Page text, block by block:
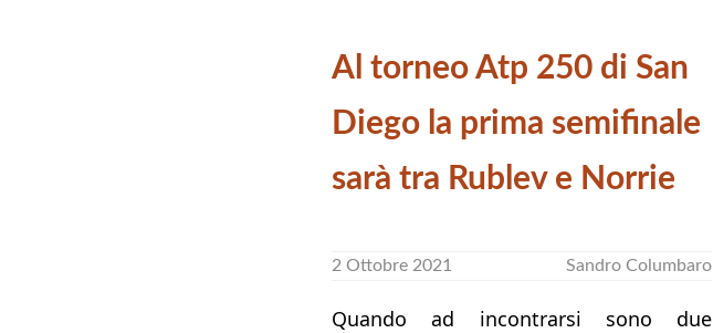
Al torneo Atp 250 di San
Diego la prima semifinale
sarà tra Rublev e Norrie
2 Ottobre 2021 Sandro Columbaro
Quando ad incontrarsi sono due